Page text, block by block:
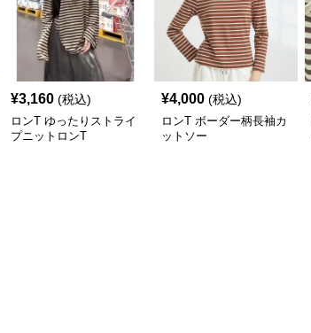
¥3,160 (税込)
ロンT ゆったりストライ
プニットロンT
¥4,000 (税込)
ロンT ボーダー柄長袖カ
ットソー